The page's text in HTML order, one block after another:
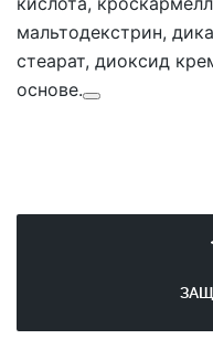
мальтодекстрин,
стеарат, диоксид
основе.